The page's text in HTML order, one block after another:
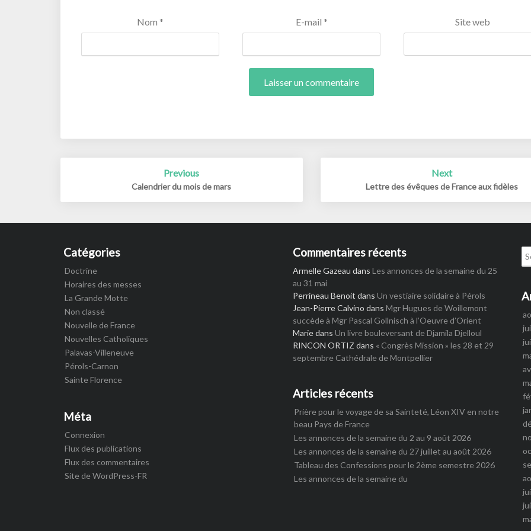
Nom * E-mail * Site web
navigation
Previous
Calendrier du mois de mars
Next
Lettre des évêques de France aux fidèles
Catégories
Doctrine
Horaires des messes
La Grande Motte
Non classé
Nouvelle de France
Nouvelles Catholiques
Palavas-Villeneuve
Pérols-Carnon
Sainte Florence
Méta
Connexion
Flux des publications
Flux des commentaires
Site de WordPress-FR
Commentaires récents
Armelle Gazeau dans Les annonces de la semaine du 25
au 31 mai
Perrineau Benoit dans Un vestiaire solidaire à Pérols
Jean-Pierre Calvino dans Mgr Hugues de Woillemont
succède à Mgr Pascal Gollnisch à l’Oeuvre d’Orient
Mariedans Un livre bouleversant de Djamila Djelloul
RINCON ORTIZ dans « Congrès Mission » les 28 et 29
septembre Cathédrale de Montpellier
Articles récents
Prière pour le voyage de sa Sainteté, Léon XIV en notre
beau Pays de France
Les annonces de la semaine du 2 au 9 août 2026
Les annonces de la semaine du 27 juillet au août 2026
Tableau des Confessions pour le 2ème semestre 2026
Les annonces de la semaine du